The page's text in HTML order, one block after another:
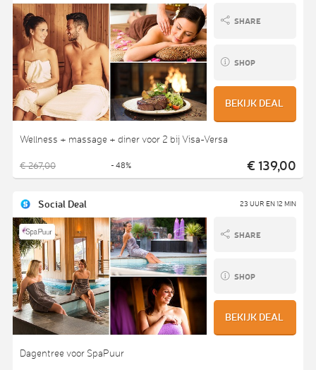
SHARE
SHOP
BEKIJK DEAL
Wellness + massage + diner voor 2 bij Visa-Versa
€ 267,00 - 48% € 139,00
Social Deal 23 UUR EN 12 MIN
SHARE
SHOP
BEKIJK DEAL
Dagentree voor SpaPuur